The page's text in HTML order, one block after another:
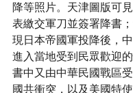
降等照片。天津圖版可
表繳交軍刀並簽署降書
現日本帝國軍投降後，
進入當地受到民眾歡迎的
書中又由中華民國戰區
國共衝突，以及美國特